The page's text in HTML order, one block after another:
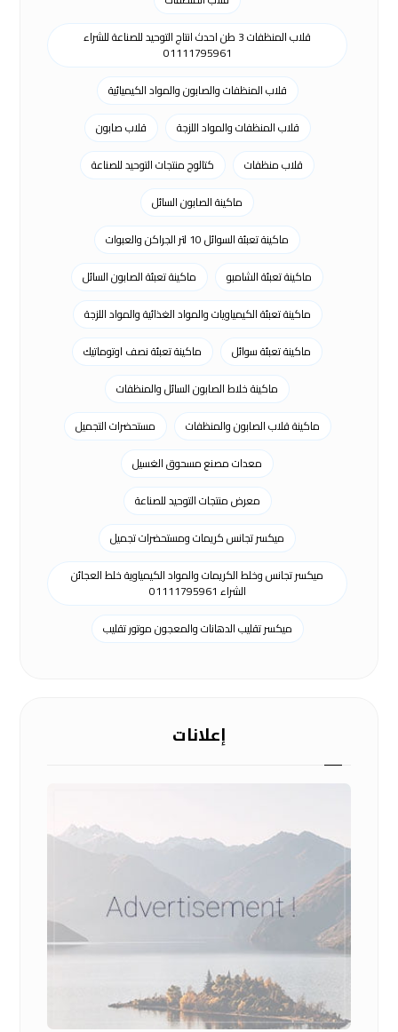
قلاب المنظفات 3 طن احدث انتاج التوحيد للصناعة للشراء
01111795961
قلاب المنظفات والصابون والمواد الكيميائية
قلاب المنظفات والمواد اللزجة
قلاب صابون
قلاب منظفات
كتالوج منتجات التوحيد للصناعة
ماكينة الصابون السائل
ماكينة تعبئة السوائل 10 لتر الجراكن والعبوات
ماكينة تعبئة الشامبو
ماكينة تعبئة الصابون السائل
ماكينة تعبئة الكيمياويات والمواد الغذائية والمواد اللزجة
ماكينة تعبئة سوائل
ماكينة تعبئة نصف اوتوماتيك
ماكينة خلاط الصابون السائل والمنظفات
ماكينة قلاب الصابون والمنظفات
مستحضرات التجميل
معدات مصنع مسحوق الغسيل
معرض منتجات التوحيد للصناعة
ميكسر تجانس كريمات ومستحضرات تجميل
ميكسر تجانس وخلط الكريمات والمواد الكيمياوية خلط العجائن
الشراء 01111795961
ميكسر تقليب الدهانات والمعجون موتور تقليب
إعلانات